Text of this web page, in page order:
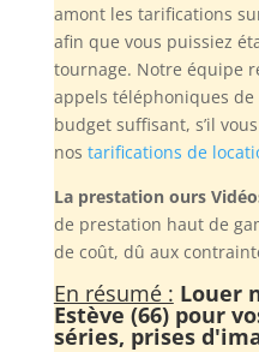
amont les tarifications
afin que vous puissiez
tournage. Notre équipe
appels téléphoniques de
budget suffisant, s’il
nos tarifications de
La prestation ours
de prestation haut de
de coût, dû aux
En résumé : Louer
Estève (66) pour
séries, prises